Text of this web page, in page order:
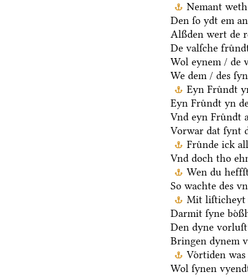
Nemant
Den ſo ydt em
Alßden wert de
De valſche
Wol eynem / de
We dem / des
Eyn Fruͤndt
Eyn Fruͤndt yn
Vnd eyn Fruͤndt
Vorwar dat ſynt
Fruͤnde ick
Vnd doch tho
Wen du
So wachte des
Mit liſticheyt
Darmit ſyne
Den dyne
Bringen dynem
Voͤrtiden
Wol ſynen